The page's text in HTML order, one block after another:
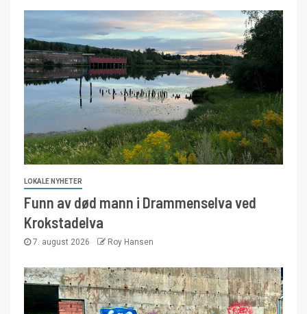
LOKALE NYHETER
Funn av død mann i Drammenselva ved
Krokstadelva
7. august 2026 Roy Hansen